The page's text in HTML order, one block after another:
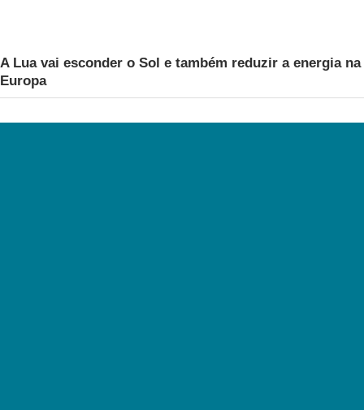
A Lua vai esconder o Sol e também reduzir a energia na
Europa